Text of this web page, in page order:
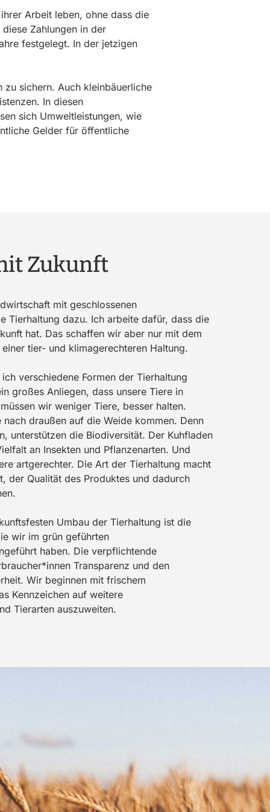
Arbeit leben, ohne dass die
Zahlungen in der
festgelegt. In der jetzigen
sichern. Auch kleinbäuerliche
In diesen
sich Umweltleistungen, wie
Gelder für öffentliche
Zukunft
mit geschlossenen
Tierhaltung dazu. Ich arbeite dafür, dass die
hat. Das schaffen wir aber nur mit dem
tier- und klimagerechteren Haltung.
verschiedene Formen der Tierhaltung
großes Anliegen, dass unsere Tiere in
wir weniger Tiere, besser halten.
draußen auf die Weide kommen. Denn
unterstützen die Biodiversität. Der Kuhfladen
an Insekten und Pflanzenarten. Und
artgerechter. Die Art der Tierhaltung macht
der Qualität des Produktes und dadurch
Umbau der Tierhaltung ist die
wir im grün geführten
haben. Die verpflichtende
Transparenz und den
Wir beginnen mit frischem
Kennzeichen auf weitere
Tierarten auszuweiten.